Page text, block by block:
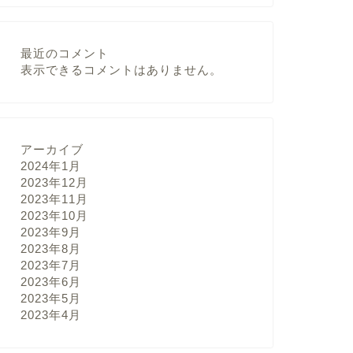
最近のコメント
表示できるコメントはありません。
アーカイブ
2024年1月
2023年12月
2023年11月
2023年10月
2023年9月
2023年8月
2023年7月
2023年6月
2023年5月
2023年4月